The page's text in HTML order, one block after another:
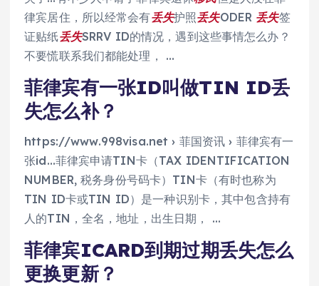
律宾居住，所以经常会有丢失护照丢失ODER 丢失签
证贴纸丢失SRRV ID的情况，遇到这些事情怎么办？
不要慌联系我们都能处理， …
菲律宾有一张ID叫做TIN ID丢
失怎么补？
https://www.998visa.net › 菲国资讯 › 菲律宾有一
张id…菲律宾申请TIN卡（TAX IDENTIFICATION
NUMBER, 税务身份号码卡）TIN卡（有时也称为
TIN ID卡或TIN ID）是一种识别卡，其中包含持有
人的TIN，全名，地址，出生日期， …
菲律宾ICARD到期过期丢失怎么
更换更新？